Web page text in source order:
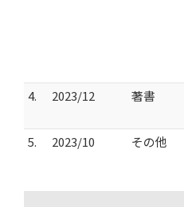
4.
2023/12 著書
5.
2023/10 その他